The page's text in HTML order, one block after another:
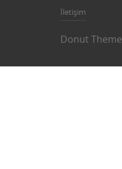
İletişim
Donut Theme